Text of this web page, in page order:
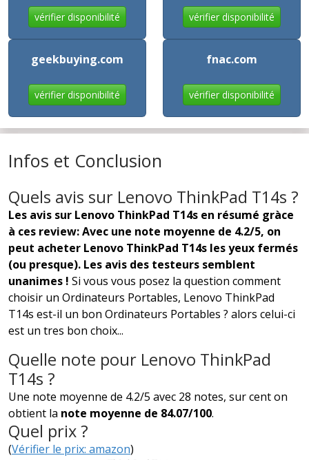
vérifier disponibilité vérifier disponibilité
geekbuying.com
vérifier disponibilité
fnac.com
vérifier disponibilité
Infos et Conclusion
Quels avis sur Lenovo ThinkPad T14s ?
Les avis sur Lenovo ThinkPad T14s en résumé gràce
à ces review: Avec une note moyenne de 4.2/5, on
peut acheter Lenovo ThinkPad T14s les yeux fermés
(ou presque). Les avis des testeurs semblent
unanimes ! Si vous vous posez la question comment
choisir un Ordinateurs Portables, Lenovo ThinkPad
T14s est-il un bon Ordinateurs Portables ? alors celui-ci
est un tres bon choix...
Quelle note pour Lenovo ThinkPad
T14s ?
Une note moyenne de 4.2/5 avec 28 notes, sur cent on
obtient la note moyenne de 84.07/100.
Quel prix ?
(Vérifier le prix: amazon)